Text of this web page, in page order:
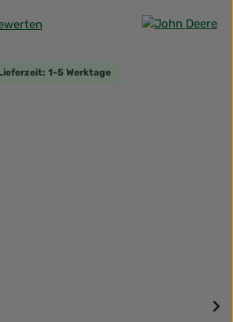
von 0 von 5 Sternen
1-5 Werktage